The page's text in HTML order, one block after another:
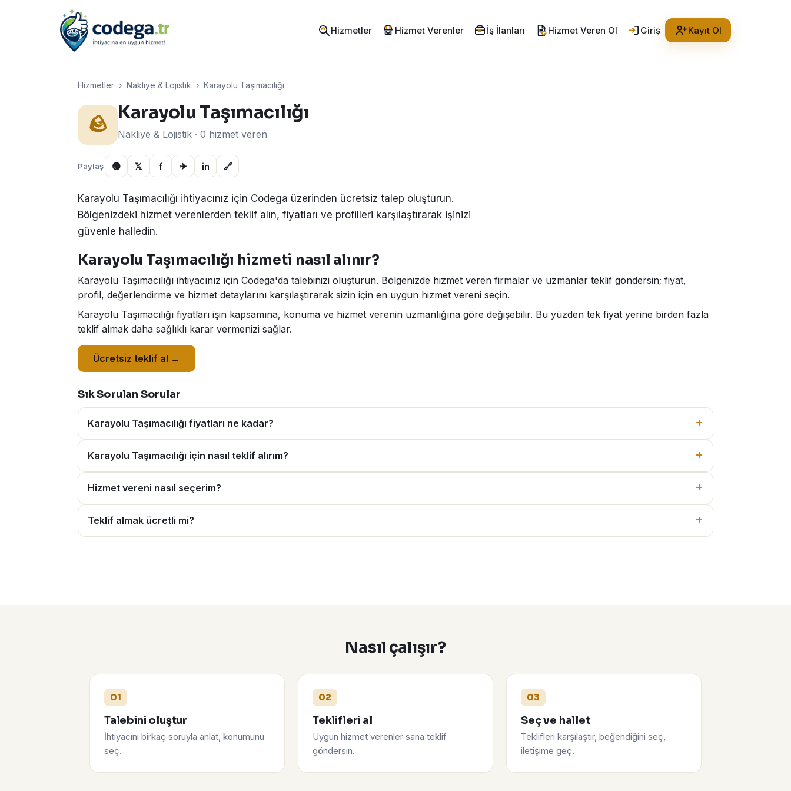
Hizmetler Hizmet Verenler İş İlanları Hizmet Veren Ol Giriş Kayıt Ol
Hizmetler › Nakliye & Lojistik › Karayolu Taşımacılığı
🪨 Karayolu Taşımacılığı
Nakliye & Lojistik · 0 hizmet veren
Paylaş 🟢 𝕏 f ✈ in 🔗
Karayolu Taşımacılığı ihtiyacınız için Codega üzerinden ücretsiz talep oluşturun.
Bölgenizdeki hizmet verenlerden teklif alın, fiyatları ve profilleri karşılaştırarak işinizi
güvenle halledin.
Karayolu Taşımacılığı hizmeti nasıl alınır?
Karayolu Taşımacılığı ihtiyacınız için Codega'da talebinizi oluşturun. Bölgenizde hizmet veren firmalar ve uzmanlar teklif göndersin; fiyat,
profil, değerlendirme ve hizmet detaylarını karşılaştırarak sizin için en uygun hizmet vereni seçin.
Karayolu Taşımacılığı fiyatları işin kapsamına, konuma ve hizmet verenin uzmanlığına göre değişebilir. Bu yüzden tek fiyat yerine birden fazla
teklif almak daha sağlıklı karar vermenizi sağlar.
Ücretsiz teklif al →
Sık Sorulan Sorular
Karayolu Taşımacılığı fiyatları ne kadar?
Karayolu Taşımacılığı için nasıl teklif alırım?
Hizmet vereni nasıl seçerim?
Teklif almak ücretli mi?
Nasıl çalışır?
01
Talebini oluştur
İhtiyacını birkaç soruyla anlat, konumunu
seç.
02
Teklifleri al
Uygun hizmet verenler sana teklif
göndersin.
03
Seç ve hallet
Teklifleri karşılaştır, beğendiğini seç,
iletişime geç.